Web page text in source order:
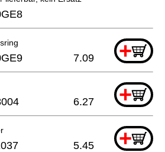
+
7.09
+
6.27
+
5.45